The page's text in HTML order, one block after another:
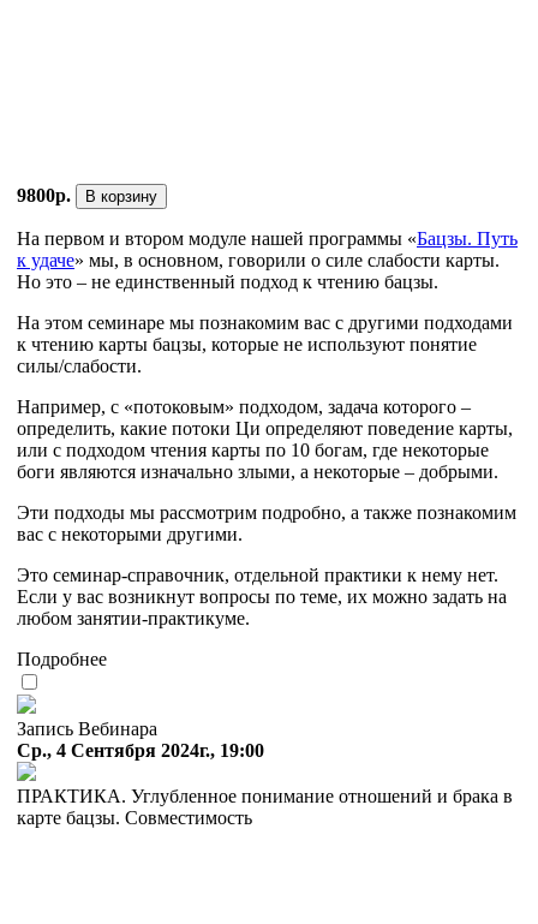
9800р. В корзину
На первом и втором модуле нашей программы «Бацзы. Путь
к удаче» мы, в основном, говорили о силе слабости карты.
Но это – не единственный подход к чтению бацзы.
На этом семинаре мы познакомим вас с другими подходами
к чтению карты бацзы, которые не используют понятие
силы/слабости.
Например, с «потоковым» подходом, задача которого –
определить, какие потоки Ци определяют поведение карты,
или с подходом чтения карты по 10 богам, где некоторые
боги являются изначально злыми, а некоторые – добрыми.
Эти подходы мы рассмотрим подробно, а также познакомим
вас с некоторыми другими.
Это семинар-справочник, отдельной практики к нему нет.
Если у вас возникнут вопросы по теме, их можно задать на
любом занятии-практикуме.
Подробнее
Запись Вебинара
Ср., 4 Сентября 2024г., 19:00
ПРАКТИКА. Углубленное понимание отношений и брака в
карте бацзы. Совместимость